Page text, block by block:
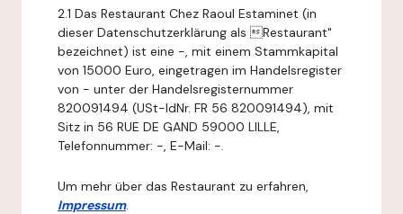
2.1 Das Restaurant Chez Raoul Estaminet (in
dieser Datenschutzerklärung als Restaurant"
bezeichnet) ist eine -, mit einem Stammkapital
von 15000 Euro, eingetragen im Handelsregister
von - unter der Handelsregisternummer
820091494 (USt-IdNr. FR 56 820091494), mit
Sitz in 56 RUE DE GAND 59000 LILLE,
Telefonnummer: -, E-Mail: -.
Um mehr über das Restaurant zu erfahren,
Impressum.